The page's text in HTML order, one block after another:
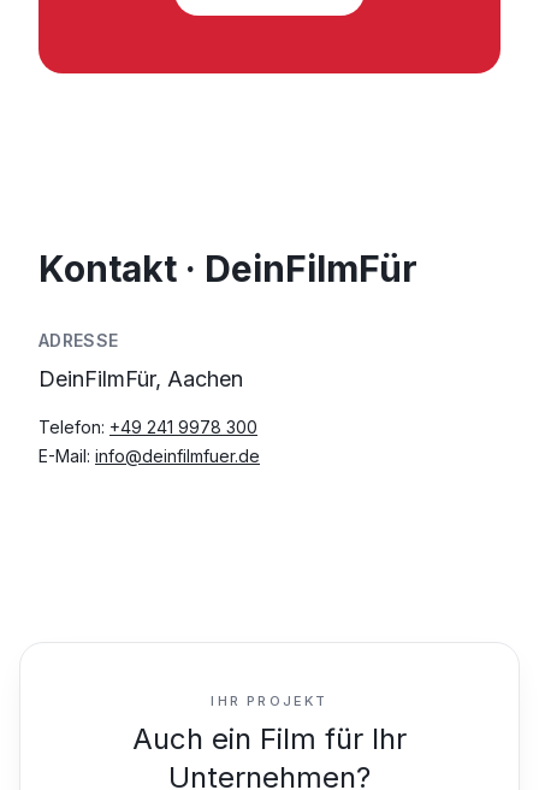
Kontakt · DeinFilmFür
ADRESSE
DeinFilmFür, Aachen
Telefon: +49 241 9978 300
E-Mail: info@deinfilmfuer.de
IHR PROJEKT
Auch ein Film für Ihr
Unternehmen?